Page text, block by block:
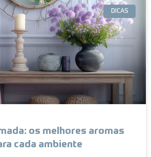
DICAS
os melhores aromas
cada ambiente